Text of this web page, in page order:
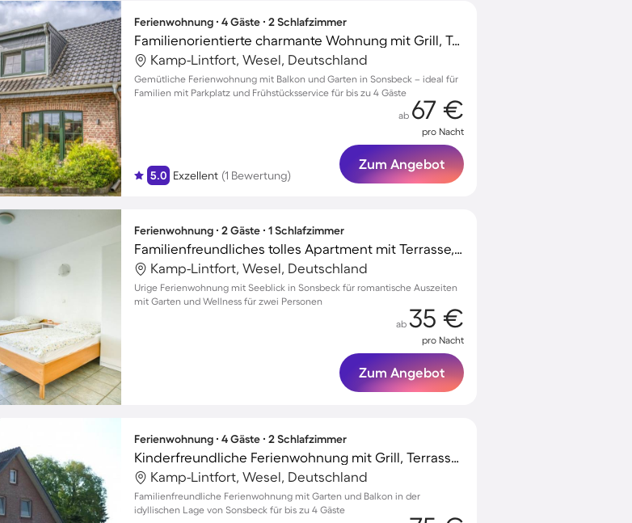
Ferienwohnung ∙ 4 Gäste ∙ 2 Schlafzimmer
Familienorientierte charmante Wohnung mit Grill, Terrasse und Garten | Gartenblick
Kamp-Lintfort, Wesel, Deutschland
Gemütliche Ferienwohnung mit Balkon und Garten in Sonsbeck – ideal für
Familien mit Parkplatz und Frühstücksservice für bis zu 4 Gäste
5.0 Exzellent (1 Bewertung)
ab 67 €
pro Nacht
Zum Angebot
Ferienwohnung ∙ 2 Gäste ∙ 1 Schlafzimmer
Familienfreundliches tolles Apartment mit Terrasse, Grill und Garten | Seeblick | Haustierfreundlich
Kamp-Lintfort, Wesel, Deutschland
Urige Ferienwohnung mit Seeblick in Sonsbeck für romantische Auszeiten
mit Garten und Wellness für zwei Personen
ab 35 €
pro Nacht
Zum Angebot
Ferienwohnung ∙ 4 Gäste ∙ 2 Schlafzimmer
Kinderfreundliche Ferienwohnung mit Grill, Terrasse und Garten
Kamp-Lintfort, Wesel, Deutschland
Familienfreundliche Ferienwohnung mit Garten und Balkon in der
idyllischen Lage von Sonsbeck für bis zu 4 Gäste